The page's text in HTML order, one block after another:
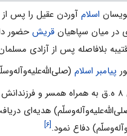
اسلام آوردن عقیل را پس از
در میان سپاهیان قریشحضور
بلافاصله پس از آزادی
پیامبر اسلام
هدیه‌ای
دفاع نمود.[۶]